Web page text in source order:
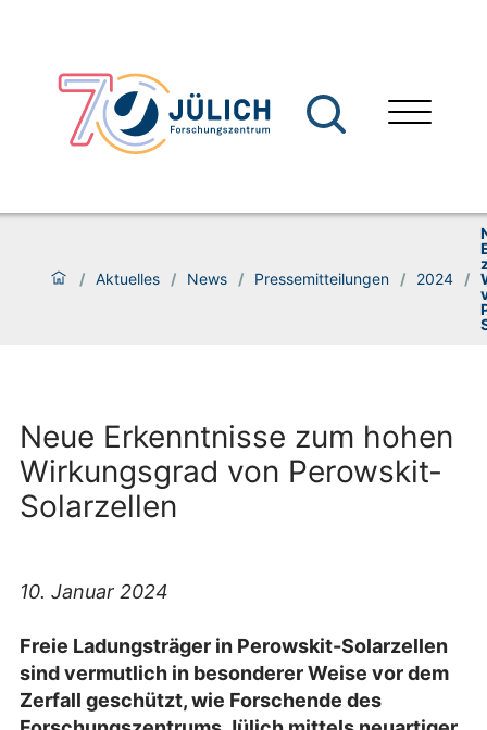
/ Aktuelles / News / Pressemitteilungen / 2024 /
Neue Erkenntnisse zum hohen
Wirkungsgrad von Perowskit-
Solarzellen
10. Januar 2024
Freie Ladungsträger in Perowskit-Solarzellen
sind vermutlich in besonderer Weise vor dem
Zerfall geschützt, wie Forschende des